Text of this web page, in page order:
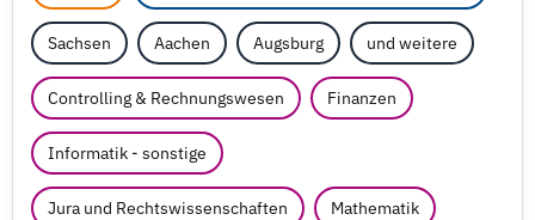
Sachsen Aachen Augsburg und weitere
Controlling & Rechnungswesen Finanzen
Informatik - sonstige
Jura und Rechtswissenschaften Mathematik